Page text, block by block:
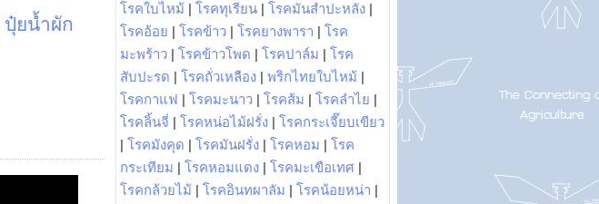
ปุ๋ยน้ำผัก
โรคใบไหม้ | โรคทุเรียน | โรคมันสำปะหลัง |
โรคอ้อย | โรคข้าว | โรคยางพารา | โรค
มะพร้าว | โรคข้าวโพด | โรคปาล์ม | โรค
สับปะรด | โรคถั่วเหลือง | พริกไทยใบไหม้ |
โรคกาแฟ | โรคมะนาว | โรคส้ม | โรคลำไย |
โรคลิ้นจี่ | โรคหน่อไม้ฝรั่ง | โรคกระเจี๊ยบเขียว
| โรคมังคุด | โรคมันฝรั่ง | โรคหอม | โรค
กระเทียม | โรคหอมแดง | โรคมะเขือเทศ |
โรคกล้วยไม้ | โรคอินทผาลัม | โรคน้อยหน่า |